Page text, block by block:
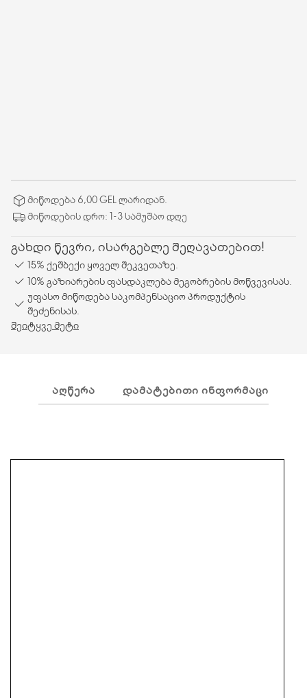
მიწოდება 6,00 GEL ლარიდან.
მიწოდების დრო: 1-3 სამუშაო დღე
გახდი წევრი, ისარგებლე შეღავათებით!
15% ქეშბექი ყოველ შეკვეთაზე.
10% გაზიარების ფასდაკლება მეგობრების მოწვევისას.
უფასო მიწოდება საკომპენსაციო პროდუქტის
შეძენისას.
შეიტყვე მეტი
ᲐᲦᲬᲔᲠᲐ ᲓᲐᲛᲐᲢᲔᲑᲘᲗᲘ ᲘᲜᲤᲝᲠᲛᲐᲪᲘᲐ